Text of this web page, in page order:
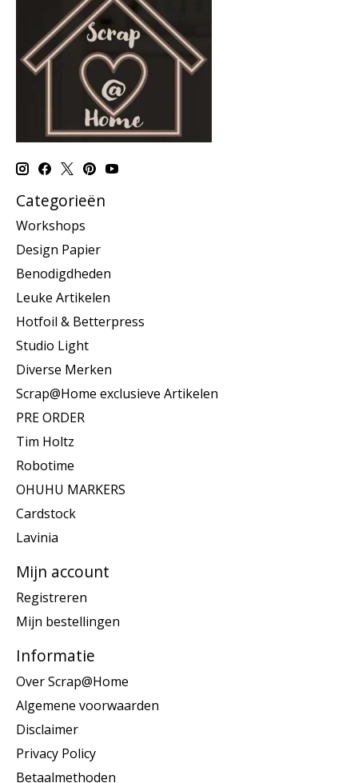
Categorieën
Workshops
Design Papier
Benodigdheden
Leuke Artikelen
Hotfoil & Betterpress
Studio Light
Diverse Merken
Scrap@Home exclusieve Artikelen
PRE ORDER
Tim Holtz
Robotime
OHUHU MARKERS
Cardstock
Lavinia
Mijn account
Registreren
Mijn bestellingen
Informatie
Over Scrap@Home
Algemene voorwaarden
Disclaimer
Privacy Policy
Betaalmethoden